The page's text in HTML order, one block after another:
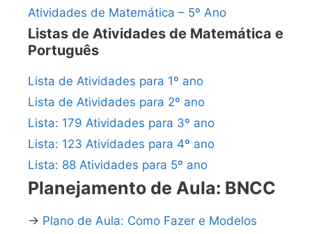
Atividades de Matemática – 5º Ano
Listas de Atividades de Matemática e
Português
Lista de Atividades para 1º ano
Lista de Atividades para 2º ano
Lista: 179 Atividades para 3º ano
Lista: 123 Atividades para 4º ano
Lista: 88 Atividades para 5º ano
Planejamento de Aula: BNCC
→ Plano de Aula: Como Fazer e Modelos